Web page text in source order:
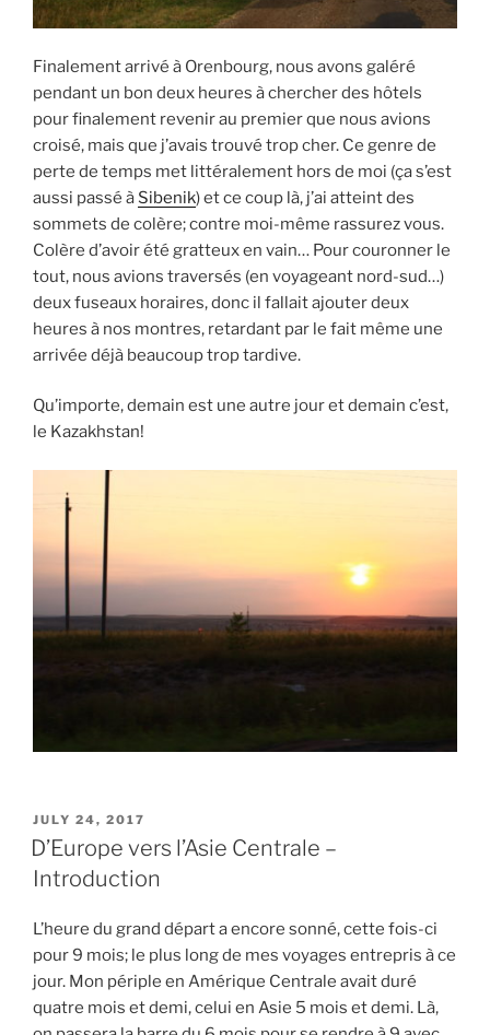
Finalement arrivé à Orenbourg, nous avons galéré
pendant un bon deux heures à chercher des hôtels
pour finalement revenir au premier que nous avions
croisé, mais que j’avais trouvé trop cher. Ce genre de
perte de temps met littéralement hors de moi (ça s’est
aussi passé à Sibenik) et ce coup là, j’ai atteint des
sommets de colère; contre moi-même rassurez vous.
Colère d’avoir été gratteux en vain… Pour couronner le
tout, nous avions traversés (en voyageant nord-sud…)
deux fuseaux horaires, donc il fallait ajouter deux
heures à nos montres, retardant par le fait même une
arrivée déjà beaucoup trop tardive.
Qu’importe, demain est une autre jour et demain c’est,
le Kazakhstan!
POSTED
ON
JULY 24, 2017
D’Europe vers l’Asie Centrale –
Introduction
L’heure du grand départ a encore sonné, cette fois-ci
pour 9 mois; le plus long de mes voyages entrepris à ce
jour. Mon périple en Amérique Centrale avait duré
quatre mois et demi, celui en Asie 5 mois et demi. Là,